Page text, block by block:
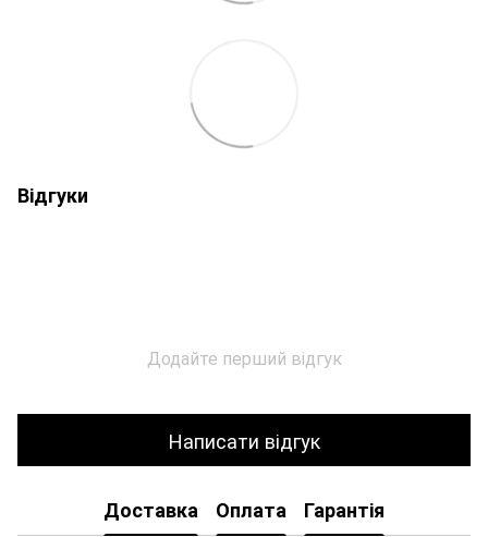
Відгуки
Додайте перший відгук
Написати відгук
Доставка Оплата Гарантія